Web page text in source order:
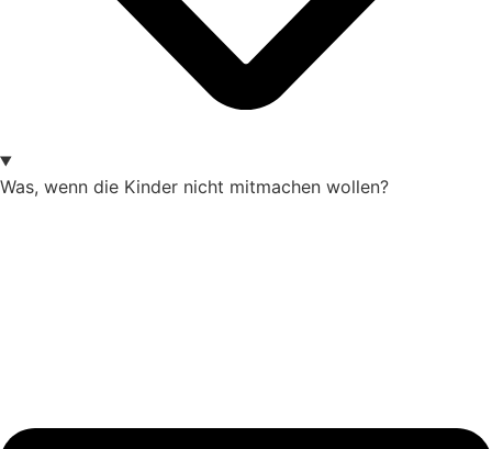
Was, wenn die Kinder nicht mitmachen wollen?